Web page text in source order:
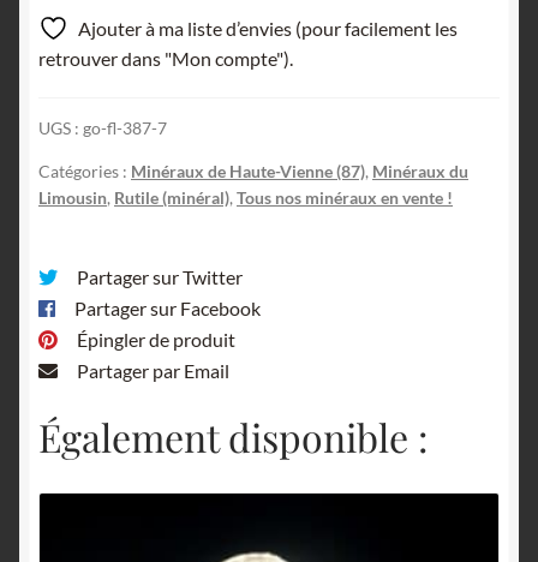
de
Rutile,
Rochechouart,
Vienne,
Limousin.
Ajouter à ma liste d’envies (pour facilement les
retrouver dans "Mon compte").
UGS : go-fl-387-7
Catégories : Minéraux de Haute-Vienne (87), Minéraux du
Limousin, Rutile (minéral),Tous nos minéraux en vente !
Partager sur Twitter
Partager sur Facebook
Épingler de produit
Partager par Email
Également disponible :